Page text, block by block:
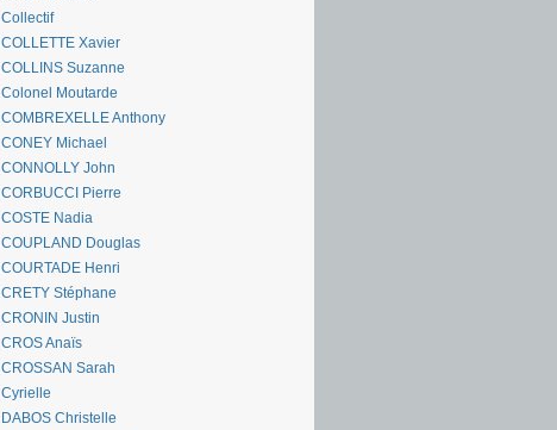
Collectif
COLLETTE Xavier
COLLINS Suzanne
Colonel Moutarde
COMBREXELLE Anthony
CONEY Michael
CONNOLLY John
CORBUCCI Pierre
COSTE Nadia
COUPLAND Douglas
COURTADE Henri
CRETY Stéphane
CRONIN Justin
CROS Anaïs
CROSSAN Sarah
Cyrielle
DABOS Christelle